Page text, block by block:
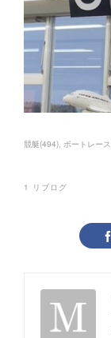
競艇(494) ボートレース
1 リブログ